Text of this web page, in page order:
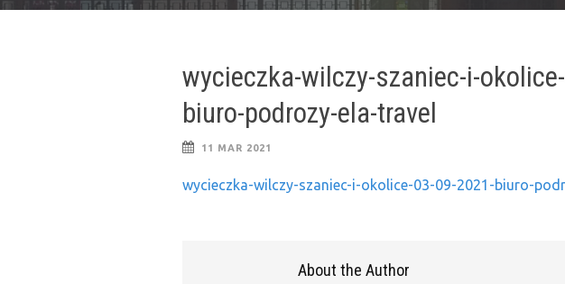
wycieczka-wilczy-szaniec-i-
biuro-podrozy-ela-travel
11 MAR 2021
wycieczka-wilczy-szaniec-i-okolice-03-09-2021-biuro-
About the Author